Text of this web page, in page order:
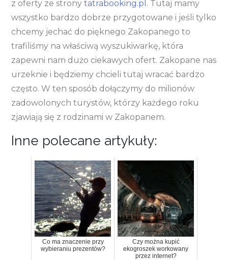
z oferty ze stronytatrabooking.pl . Tutaj mamy
wszystko bardzo dobrze przygotowane i jeśli tylko
chcemy jechać do pięknego Zakopanego to
trafiliśmy na właściwą wyszukiwarkę, która
zapewni nam dużo ciekawych ofert. Zakopane nas
urzeknie i będziemy chcieli tutaj wracać bardzo
często. W ten sposób dołączymy do milionów
zadowolonych turystów, którzy każdego roku
zjawiają się z rodzinami w Zakopanem.
Inne polecane artykuły:
Co ma znaczenie przy
wybieraniu prezentów?
Czy można kupić
ekogroszek workowany
przez internet?